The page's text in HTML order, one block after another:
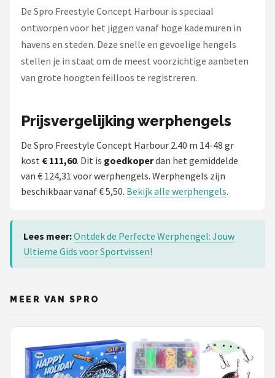
Gamakatsu
Mikado
De Spro Freestyle Concept Harbour is speciaal
ontworpen voor het jiggen vanaf hoge kademuren in
havens en steden. Deze snelle en gevoelige hengels
stellen je in staat om de meest voorzichtige aanbeten
van grote hoogten feilloos te registreren.
Prijsvergelijking werphengels
De Spro Freestyle Concept Harbour 2.40 m 14-48 gr
kost € 111,60. Dit is goedkoperdan het gemiddelde
van € 124,31 voor werphengels. Werphengels zijn
beschikbaar vanaf € 5,50. Bekijk alle werphengels.
Lees meer:Ontdek de Perfecte Werphengel: Jouw
Ultieme Gids voor Sportvissen!
MEER VAN SPRO